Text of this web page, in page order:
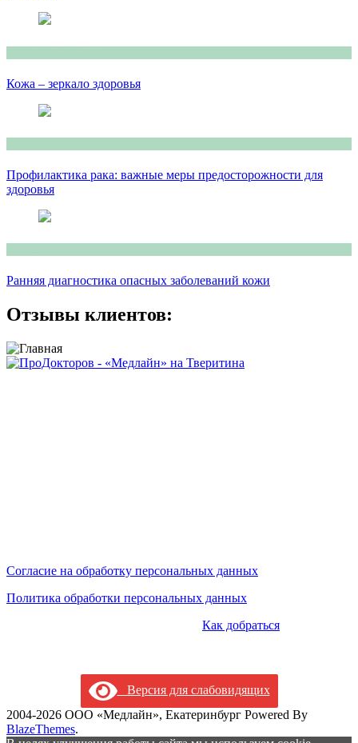
Кожа – зеркало здоровья
Профилактика рака: важные меры предосторожности для
здоровья
Ранняя диагностика опасных заболеваний кожи
Отзывы клиентов:
Согласие на обработку персональных данных
Политика обработки персональных данных
Как добраться
Версия для слабовидящих
2004-2026 ООО «Медлайн», Екатеринбург Powered By
BlazeThemes.